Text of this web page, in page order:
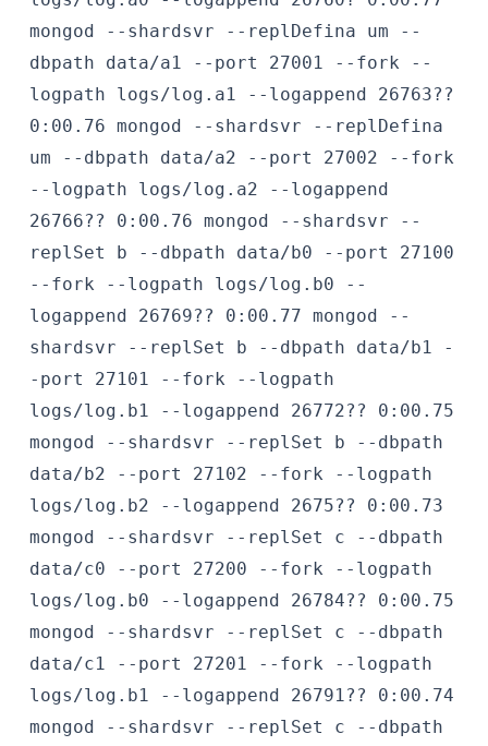
mongod --shardsvr --replDefina um --
dbpath data/a1 --port 27001 --fork --
logpath logs/log.a1 --logappend
26763??
0:00.76 mongod --shardsvr --replDefina
um --dbpath data/a2 --port 27002 --fork
--logpath logs/log.a2 --logappend
26766?? 0:00.76 mongod --shardsvr --
replSet b --dbpath data/b0 --port 27100
--fork --logpath logs/log.b0 --
logappend
26769?? 0:00.77 mongod --
shardsvr --replSet b --dbpath data/b1 -
-port 27101 --fork --logpath
logs/log.b1 --logappend
26772?? 0:00.75
mongod --shardsvr --replSet b --dbpath
data/b2 --port 27102 --fork --logpath
logs/log.b2 --logappend
2675?? 0:00.73
mongod --shardsvr --replSet c --dbpath
data/c0 --port 27200 --fork --logpath
logs/log.b0 --logappend
26784?? 0:00.75
mongod --shardsvr --replSet c --dbpath
data/c1 --port 27201 --fork --logpath
logs/log.b1 --logappend
26791?? 0:00.74
mongod --shardsvr --replSet c --dbpath